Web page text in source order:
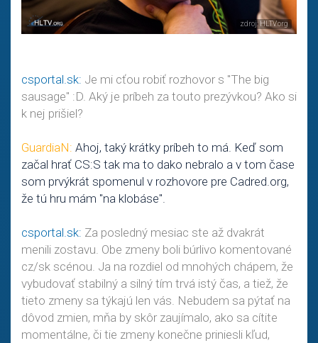
csportal.sk: Je mi cťou robiť rozhovor s "The big
sausage" :D. Aký je príbeh za touto prezývkou? Ako si
k nej prišiel?
GuardiaN: Ahoj, taký krátky príbeh to má. Keď som
začal hrať CS:S tak ma to dako nebralo a v tom čase
som prvýkrát spomenul v rozhovore pre Cadred.org,
že tú hru mám "na klobáse".
csportal.sk: Za posledný mesiac ste až dvakrát
menili zostavu. Obe zmeny boli búrlivo komentované
cz/sk scénou. Ja na rozdiel od mnohých chápem, že
vybudovať stabilný a silný tím trvá istý čas, a tiež, že
tieto zmeny sa týkajú len vás. Nebudem sa pýtať na
dôvod zmien, mňa by skôr zaujímalo, ako sa cítite
momentálne, či tie zmeny konečne priniesli kľud,